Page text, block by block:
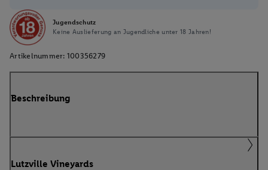
Jugendschutz
Keine Auslieferung an Jugendliche unter 18 Jahren!
Artikelnummer: 100356279
Beschreibung
Lutzville Vineyards